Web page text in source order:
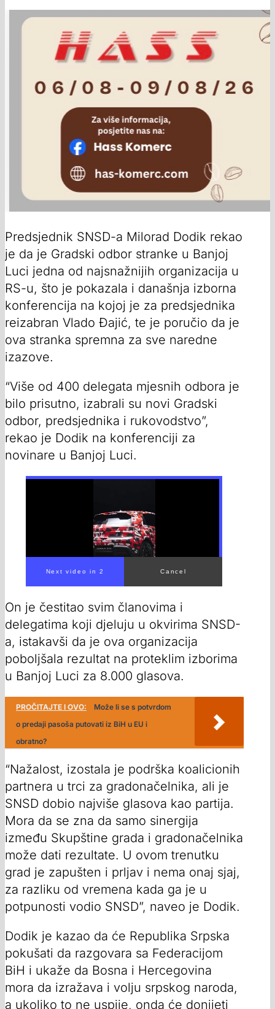
Predsjednik SNSD-a Milorad Dodik rekao
je da je Gradski odbor stranke u Banjoj
Luci jedna od najsnažnijih organizacija u
RS-u, što je pokazala i današnja izborna
konferencija na kojoj je za predsjednika
reizabran Vlado Đajić, te je poručio da je
ova stranka spremna za sve naredne
izazove.
“Više od 400 delegata mjesnih odbora je
bilo prisutno, izabrali su novi Gradski
odbor, predsjednika i rukovodstvo”,
rekao je Dodik na konferenciji za
novinare u Banjoj Luci.
Next video in 1 Cancel
On je čestitao svim članovima i
delegatima koji djeluju u okvirima SNSD-
a, istakavši da je ova organizacija
poboljšala rezultat na proteklim izborima
u Banjoj Luci za 8.000 glasova.
PROČITAJTE I OVO:
Može li se s potvrdom
o predaji pasoša putovati iz BiH u EU i
obratno?
“Nažalost, izostala je podrška koalicionih
partnera u trci za gradonačelnika, ali je
SNSD dobio najviše glasova kao partija.
Mora da se zna da samo sinergija
između Skupštine grada i gradonačelnika
može dati rezultate. U ovom trenutku
grad je zapušten i prljav i nema onaj sjaj,
za razliku od vremena kada ga je u
potpunosti vodio SNSD”, naveo je Dodik.
Dodik je kazao da će Republika Srpska
pokušati da razgovara sa Federacijom
BiH i ukaže da Bosna i Hercegovina
mora da izražava i volju srpskog naroda,
a ukoliko to ne uspije, onda će donijeti